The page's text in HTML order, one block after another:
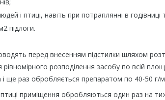
і птиці, навіть при потраплянні в годівниці
підлоги.
перед внесенням підстилки шляхом
рівномірного розподілення засобу по всій
і ще раз обробляється препаратом по 40-50 г/м
приміщення обробляються один раз на